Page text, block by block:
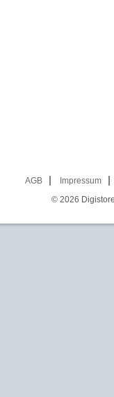
AGB
Impressum
© 2026